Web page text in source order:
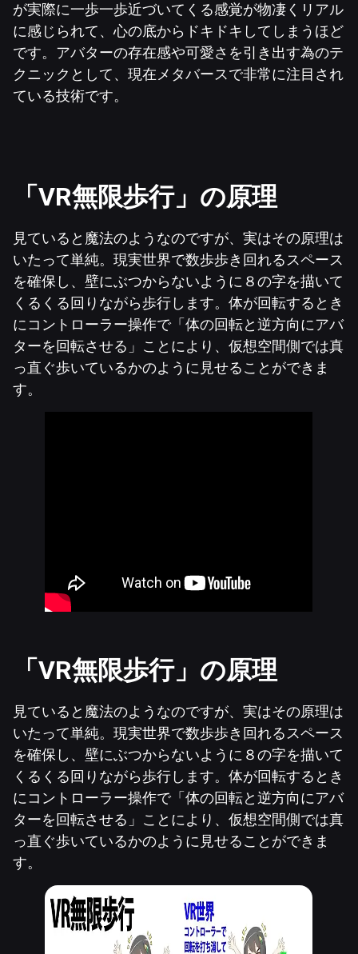
が実際に一歩一歩近づいてくる感覚が物凄くリアル
に感じられて、心の底からドキドキしてしまうほど
です。アバターの存在感や可愛さを引き出す為のテ
クニックとして、現在メタバースで非常に注目され
ている技術です。
「VR無限歩行」の原理
見ていると魔法のようなのですが、実はその原理は
いたって単純。現実世界で数歩歩き回れるスペース
を確保し、壁にぶつからないように８の字を描いて
くるくる回りながら歩行します。体が回転するとき
にコントローラー操作で「体の回転と逆方向にアバ
ターを回転させる」ことにより、仮想空間側では真
っ直ぐ歩いているかのように見せることができま
す。
「VR無限歩行」の原理
見ていると魔法のようなのですが、実はその原理は
いたって単純。現実世界で数歩歩き回れるスペース
を確保し、壁にぶつからないように８の字を描いて
くるくる回りながら歩行します。体が回転するとき
にコントローラー操作で「体の回転と逆方向にアバ
ターを回転させる」ことにより、仮想空間側では真
っ直ぐ歩いているかのように見せることができま
す。